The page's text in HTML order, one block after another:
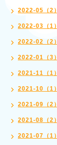
2022-05（2）
2022-03（1）
2022-02（2）
2022-01（3）
2021-11（1）
2021-10（1）
2021-09（2）
2021-08（2）
2021-07（1）